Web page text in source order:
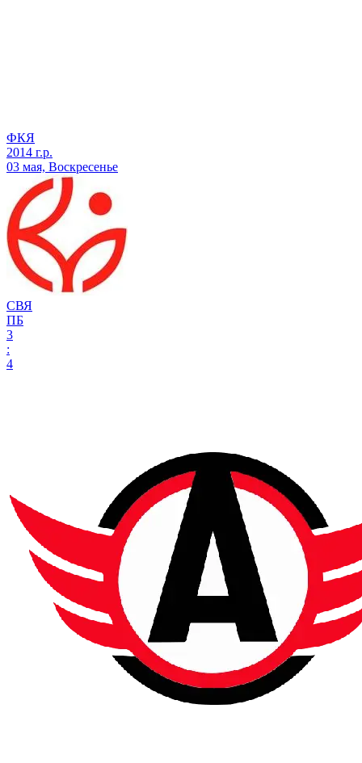
ФКЯ
2014 г.р.
03 мая, Воскресенье
СВЯ
ПБ
3
:
4